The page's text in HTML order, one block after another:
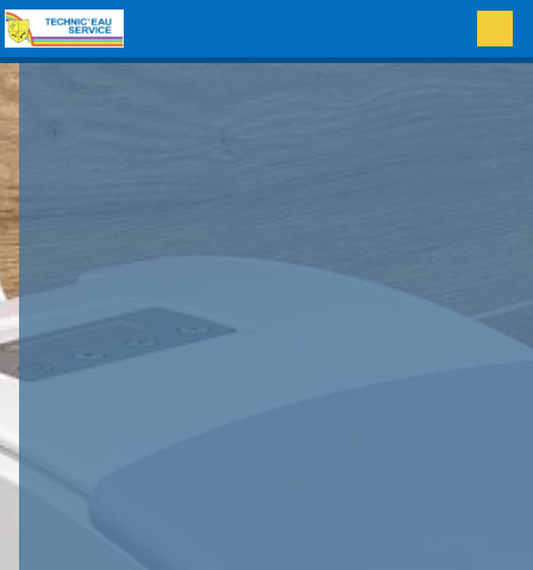
Panneau de gestion des cookies